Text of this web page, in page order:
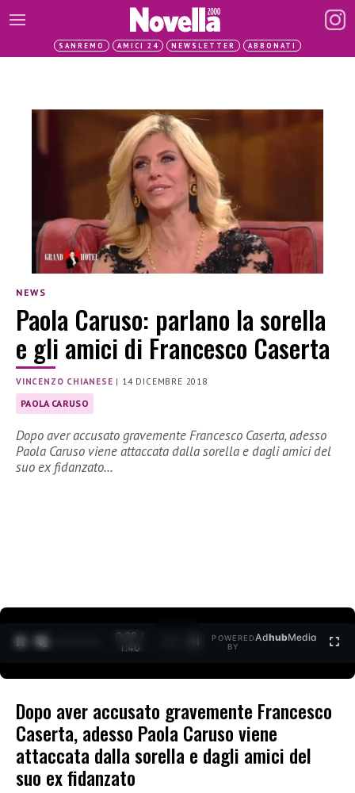
SANREMO AMICI 24 NEWSLETTER ABBONATI
NEWS
Paola Caruso: parlano la sorella
e gli amici di Francesco Caserta
VINCENZO CHIANESE | 14 DICEMBRE 2018
PAOLA CARUSO
Dopo aver accusato gravemente Francesco Caserta, adesso
Paola Caruso viene attaccata dalla sorella e dagli amici del
suo ex fidanzato…
0:30 /
1:40
POWERED
BY
AdhubMedia
Dopo aver accusato gravemente Francesco
Caserta, adesso Paola Caruso viene
attaccata dalla sorella e dagli amici del
suo ex fidanzato